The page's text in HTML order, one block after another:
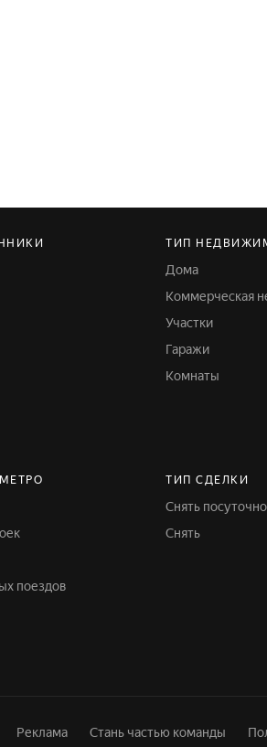
ТИП
Дома
Коммерческая
Участки
Гаражи
Комнаты
поездов
ТИП СДЕЛКИ
Снять посуточно
Снять
Реклама Стань частью команды